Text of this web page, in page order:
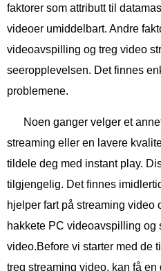
faktorer som attributt til
videoer umiddelbart. Andre
videoavspilling og treg video
seeropplevelsen. Det finnes
problemene.
Noen ganger velger et
streaming eller en lavere
tildele deg med instant play.
tilgjengelig. Det finnes
hjelper fart på streaming video
hakkete PC videoavspilling og
video.Before vi starter med de
treg streaming video, kan få